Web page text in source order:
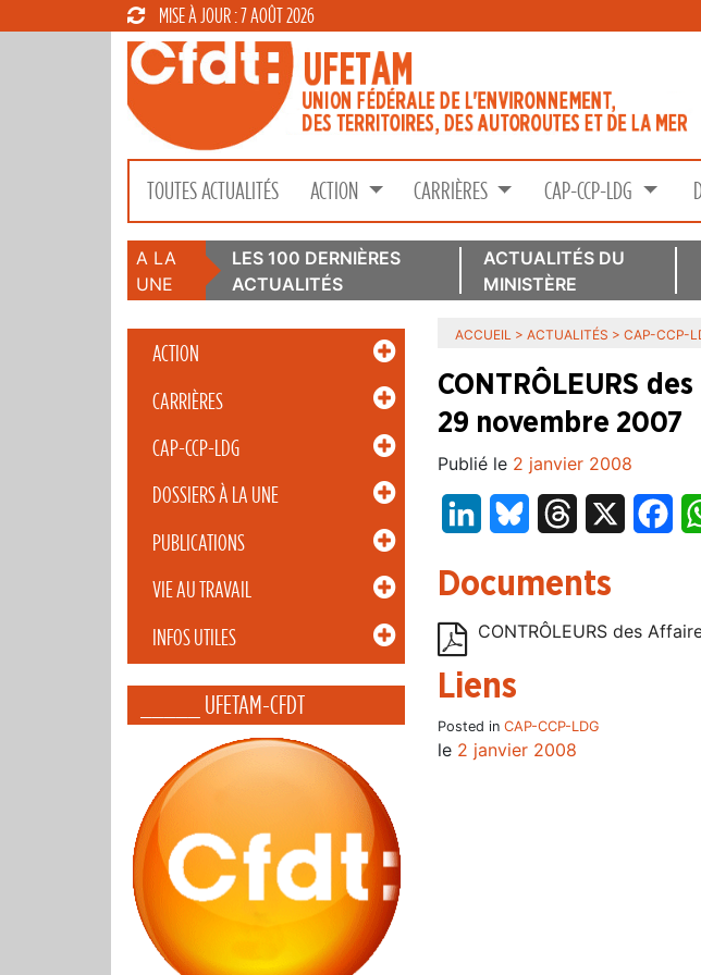
MISE À JOUR : 7 AOÛT 2026
TOUTES ACTUALITÉS ACTION CARRIÈRES CAP-CCP-LDG
A LA
UNE
LES 100 DERNIÈRES
ACTUALITÉS
ACTUALITÉS DU
MINISTÈRE
ACTION
CARRIÈRES
CAP-CCP-LDG
DOSSIERS À LA UNE
PUBLICATIONS
VIE AU TRAVAIL
INFOS UTILES
_____ UFETAM-CFDT
ACCUEIL > ACTUALITÉS > CAP-CCP-
CONTRÔLEURS
29 novembre 2007
Publié le 2 janvier 2008
LinkedInBluesky Threads
Documents
CONTRÔLEURS des
Liens
Posted in CAP-CCP-LDG
le 2 janvier 2008